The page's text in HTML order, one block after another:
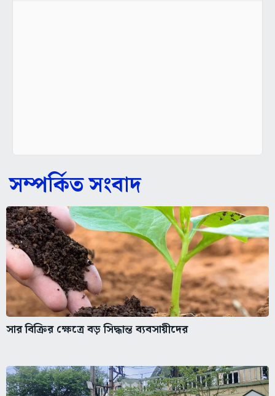
সম্পর্কিত সংবাদ
সার বিক্রির ক্ষেত্রে বড় সিদ্ধান্ত ব্যবসায়ীদের